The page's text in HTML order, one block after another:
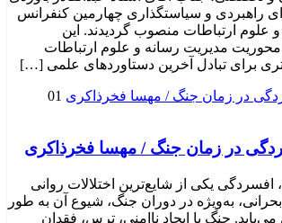
راهبردی و سیاستگذاری چهارمین کنفرانس
علوم ارتباطات منصوب گردیدند. این
مدیریت رسانه و علوم ارتباطات
برای تبادل آخرین دستاوردهای علمی […]
01
در زمان جنگ / مهسا فخرذاکری
افسردگی یکی از شایع‌ترین اختلالات روانی
به‌ویژه در دوران جنگ، شیوع آن به طور
جنگ با ایجاد ناامنی، ترس، فقدان